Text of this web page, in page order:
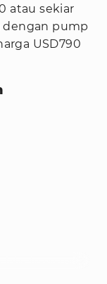
atau sekiar
dengan pump
USD790